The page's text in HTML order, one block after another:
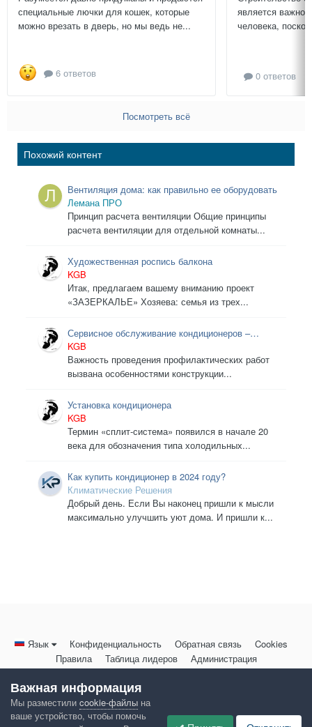
специальные лючки для кошек, которые
можно врезать в дверь, но мы ведь не...
6 ответов
является
человека,
0 ответов
Посмотреть всё
Похожий контент
Вентиляция дома: как правильно ее оборудовать
Лемана ПРО
Принцип расчета вентиляции Общие принципы
расчета вентиляции для отдельной комнаты...
Художественная роспись балкона
KGB
Итак, предлагаем вашему вниманию проект
«ЗАЗЕРКАЛЬЕ» Хозяева: семья из трех...
Сервисное обслуживание кондиционеров –
необходимость?!
KGB
Важность проведения профилактических работ
вызвана особенностями конструкции...
Установка кондиционера
KGB
Термин «сплит-система» появился в начале 20
века для обозначения типа холодильных...
Как купить кондиционер в 2024 году?
Климатические Решения
Добрый день. Если Вы наконец пришли к мысли
максимально улучшить уют дома. И пришли к...
Язык Конфиденциальность Обратная связь
Cookies
Правила
Таблица лидеров Администрация
Powered by Invision Community
Важная информация
Мы разместили cookie-файлы на
ваше устройство, чтобы помочь